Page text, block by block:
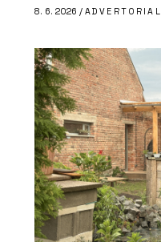
8. 6. 2026 / ADVERTORIAL